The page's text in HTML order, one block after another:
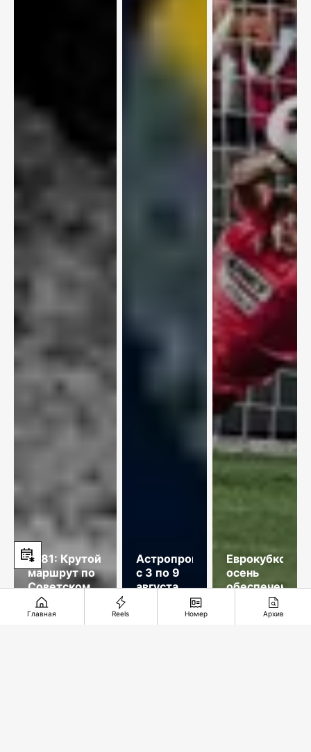
1981: Крутой
маршрут по
Советскому
Союзу
Астропрогноз
с 3 по 9
августа
Еврокубковая
осень
обеспечена
Главная Reels Номер Архив